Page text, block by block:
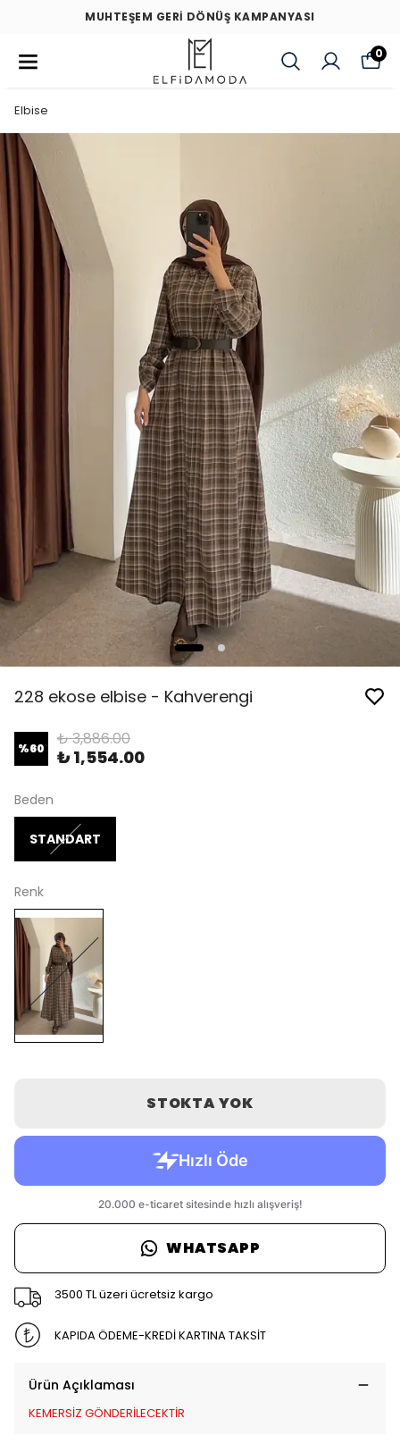
MUHTEŞEM GERİ DÖNÜŞ KAMPANYASI
0
Elbise
228 ekose elbise - Kahverengi
%60 ₺ 3,886.00
₺ 1,554.00
Beden
STANDART
Renk
STOKTA YOK
WHATSAPP
3500 TL üzeri ücretsiz kargo
KAPIDA ÖDEME-KREDİ KARTINA TAKSİT
Ürün Açıklaması
KEMERSİZ GÖNDERİLECEKTİR